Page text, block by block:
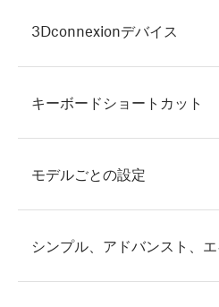
3Dconnexionデバイス
キーボードショートカット
モデルごとの設定
シンプル、アドバンスト、